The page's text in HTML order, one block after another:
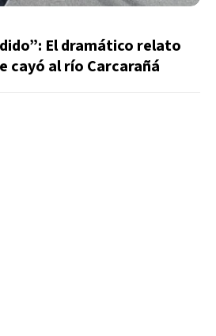
El dramático relato
cayó al río Carcarañá